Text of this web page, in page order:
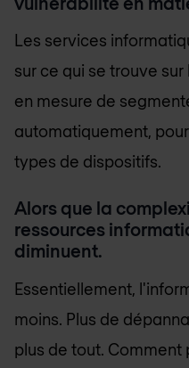
Les services
sur ce qui se trouve
en mesure de
automatiquement,
types de dispositifs.
Alors que la
ressources
diminuent.
Essentiellement,
moins. Plus de
plus de tout.